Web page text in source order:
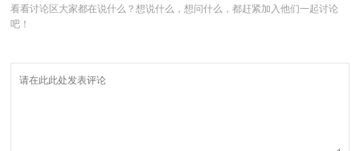
看看讨论区大家都在说什么？想说什么，想问什么，都赶紧加入他们一起讨论
吧！